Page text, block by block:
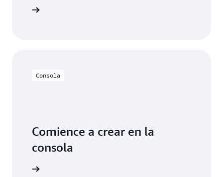
Consola
Comience a crear en la
consola